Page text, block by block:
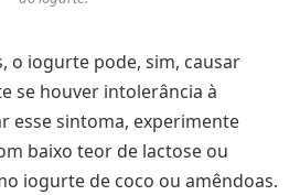
o iogurte pode, sim, causar
se houver intolerância à
esse sintoma, experimente
baixo teor de lactose ou
iogurte de coco ou amêndoas.